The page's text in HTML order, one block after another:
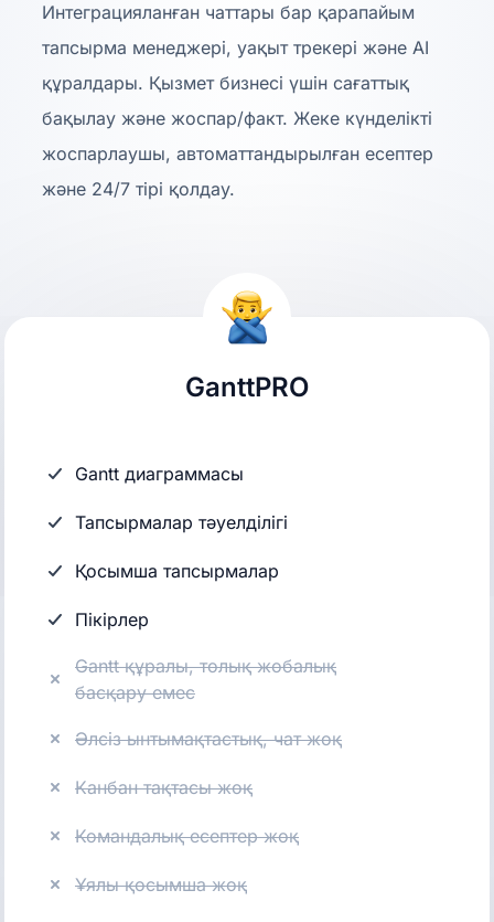
Интеграцияланған чаттары бар қарапайым
тапсырма менеджері, уақыт трекері және AI
құралдары. Қызмет бизнесі үшін сағаттық
бақылау және жоспар/факт. Жеке күнделікті
жоспарлаушы, автоматтандырылған есептер
және 24/7 тірі қолдау.
GanttPRO
Gantt диаграммасы
Тапсырмалар тәуелділігі
Қосымша тапсырмалар
Пікірлер
Gantt құралы, толық жобалық
басқару емес
Әлсіз ынтымақтастық, чат жоқ
Канбан тақтасы жоқ
Командалық есептер жоқ
Ұялы қосымша жоқ